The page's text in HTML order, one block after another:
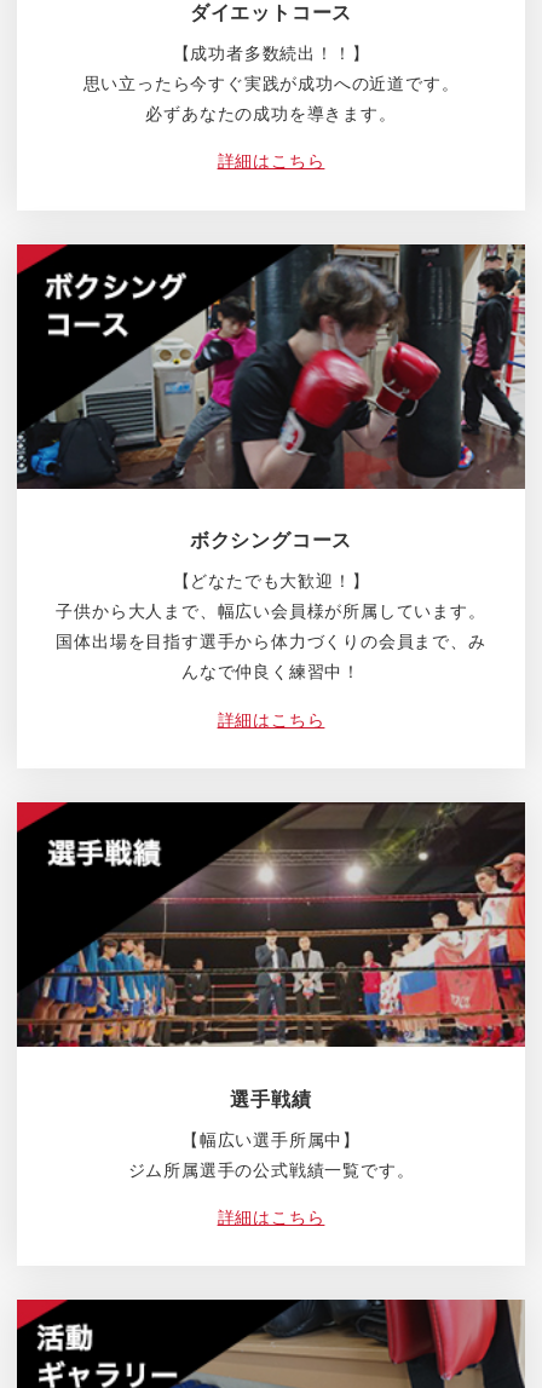
ダイエットコース
【成功者多数続出！！】
思い立ったら今すぐ実践が成功への近道です。
必ずあなたの成功を導きます。
詳細はこちら
ボクシングコース
【どなたでも大歓迎！】
子供から大人まで、幅広い会員様が所属しています。
国体出場を目指す選手から体力づくりの会員まで、み
んなで仲良く練習中！
詳細はこちら
選手戦績
【幅広い選手所属中】
ジム所属選手の公式戦績一覧です。
詳細はこちら